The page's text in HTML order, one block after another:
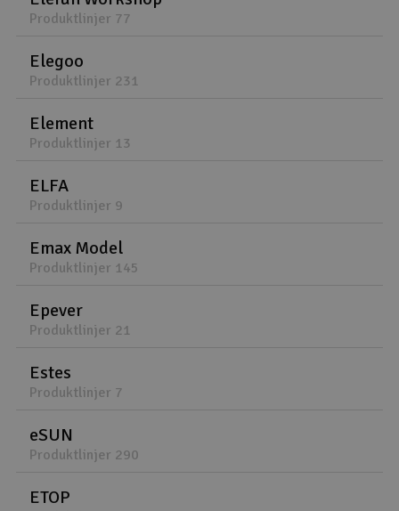
Produktlinjer 77
Elegoo
Produktlinjer 231
Element
Produktlinjer 13
ELFA
Produktlinjer 9
Emax Model
Produktlinjer 145
Epever
Produktlinjer 21
Estes
Produktlinjer 7
eSUN
Produktlinjer 290
ETOP